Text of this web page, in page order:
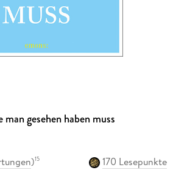
gesehen haben muss
)15
170 Lesepunkte